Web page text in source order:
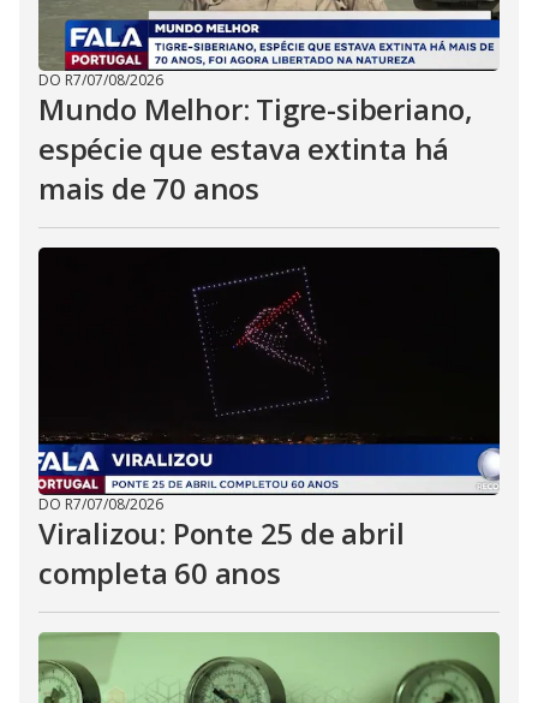
DO R7/07/08/2026
Mundo Melhor: Tigre-siberiano,
espécie que estava extinta há
mais de 70 anos
DO R7/07/08/2026
Viralizou: Ponte 25 de abril
completa 60 anos